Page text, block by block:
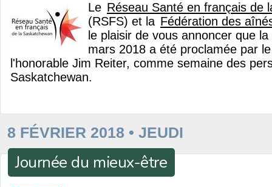
Le Réseau Santé en français de
(RSFS) et la Fédération des
le plaisir de vous annoncer que
mars 2018 a été proclamée par
l'honorable Jim Reiter, comme semaine des
Saskatchewan.
8 FÉVRIER 2018 • JEUDI
Journée du mieux-être